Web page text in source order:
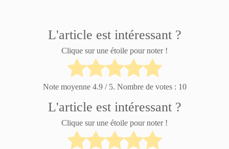
L'article est intéressant ?
Clique sur une étoile pour noter !
Note moyenne 4.9/ 5. Nombre de votes : 10
L'article est intéressant ?
Clique sur une étoile pour noter !